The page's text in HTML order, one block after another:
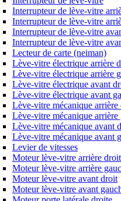
Interrupteur de lève-vitre
Interrupteur de lève-vitre
Interrupteur de lève-vitre
Interrupteur de lève-vitre
Lecteur de carte (neiman)
Lève-vitre électrique arrière
Lève-vitre électrique arrière
Lève-vitre électrique avant
Lève-vitre électrique avant
Lève-vitre mécanique arrière
Lève-vitre mécanique arrière
Lève-vitre mécanique avant
Lève-vitre mécanique avant
Levier de vitesses
Moteur lève-vitre arrière droit
Moteur lève-vitre arrière
Moteur lève-vitre avant droit
Moteur lève-vitre avant